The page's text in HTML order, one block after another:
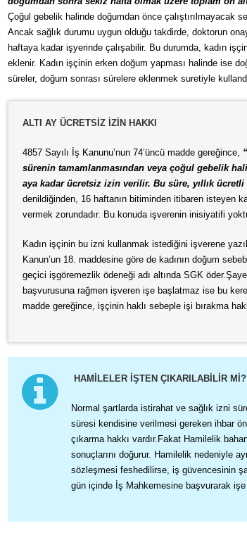
Çoğul gebelik halinde doğumdan önce çalıştırılmayacak
Ancak sağlık durumu uygun olduğu takdirde, doktorun
haftaya kadar işyerinde çalışabilir. Bu durumda, kadın
eklenir. Kadın işçinin erken doğum yapması halinde ise
süreler, doğum sonrası sürelere eklenmek suretiyle
ALTI AY ÜCRETSİZ İZİN HAKKI
4857 Sayılı İş Kanunu’nun 74’üncü madde gereğince,
sürenin tamamlanmasından veya çoğul gebelik
aya kadar ücretsiz izin verilir. Bu süre, yıllık ücretli
denildiğinden, 16 haftanın bitiminden itibaren isteyen
vermek zorundadır. Bu konuda işverenin inisiyatifi
Kadın işçinin bu izni kullanmak istediğini işverene
Kanun’un 18. maddesine göre de kadının doğum
geçici işgöremezlik ödeneği adı altında SGK öder.
başvurusuna rağmen işveren işe başlatmaz ise bu
madde gereğince, işçinin haklı sebeple işi bırakma
HAMİLELER İŞTEN ÇIKARILABİLİR Mİ?
Normal şartlarda istirahat ve sağlık izni
süresi kendisine verilmesi gereken ihbar
çıkarma hakkı vardır.Fakat Hamilelik
sonuçlarını doğurur. Hamilelik nedeniyle
sözleşmesi feshedilirse, iş güvencesinin
gün içinde İş Mahkemesine başvurarak işe